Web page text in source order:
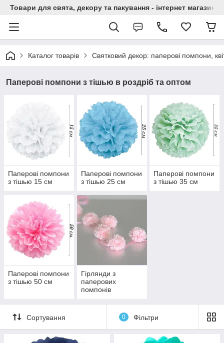
Товари для свята, декору та пакування - інтернет магазин
Каталог товарів Святковий декор: паперові помпони,
Паперові помпони з тішью в роздріб та оптом
Паперові помпони
з тішью 15 см
Паперові помпони
з тішью 25 см
Паперові помпони
з тішью 35 см
Паперові помпони
з тішью 50 см
Гірлянди з
паперових
помпонів
Сортування 0 Фільтри